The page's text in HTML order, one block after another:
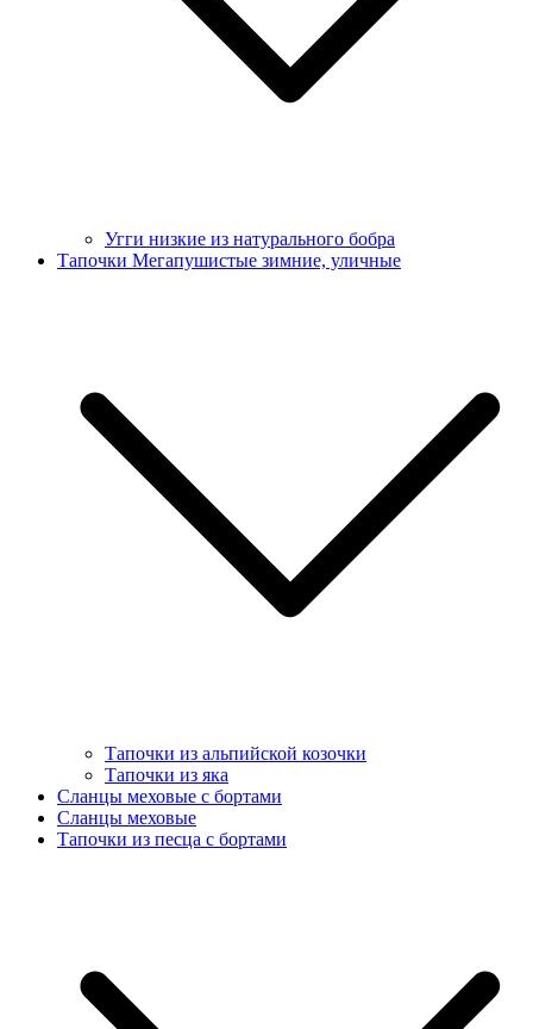
Угги низкие из натурального бобра
Тапочки Мегапушистые зимние, уличные
Тапочки из альпийской козочки
Тапочки из яка
Сланцы меховые с бортами
Сланцы меховые
Тапочки из песца с бортами